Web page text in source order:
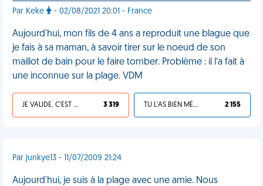
Par Keke - 02/08/2021 20:01 - France
Aujourd'hui, mon fils de 4 ans a reproduit une blague que
je fais à sa maman, à savoir tirer sur le noeud de son
maillot de bain pour le faire tomber. Problème : il l’a fait à
une inconnue sur la plage. VDM
JE VALIDE, C'EST UNE VDM 3 319 TU L'AS BIEN MÉRITÉ 2 155
Par junkye13 - 11/07/2009 21:24
Aujourd'hui, je suis à la plage avec une amie. Nous